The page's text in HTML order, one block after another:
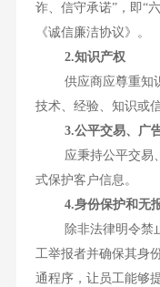
诈、信守承诺”，即“
《诚信廉洁协议》。
2.知识产权
供应商应尊重知识
技术、经验、知识或
3.公平交易、广
应秉持公平交易、
式保护客户信息。
4.身份保护和无
除非法律明令禁止
工举报者并确保其身
通程序，让员工能够